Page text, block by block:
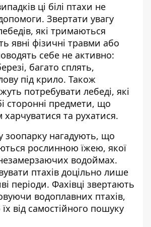
ці білі птахи не
Звертати увагу
які тримаються
явні фізичні травми або
себе не активно:
багато сплять,
під крило. Також
потребувати лебеді, які
сторонні предмети, що
та рухатися.
зоопарку нагадують, що
рослинною їжею, якої
водоймах.
птахів доцільно лише
періоди. Фахівці звертають
водоплавних птахів,
від самостійного пошуку